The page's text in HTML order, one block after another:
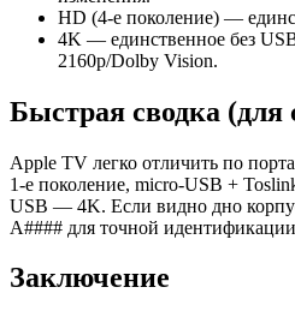
HD (4‑е поколение) —
4K — единственное без
2160p/Dolby Vision.
Быстрая сводка (для
Apple TV легко отличить по
1‑е поколение, micro‑USB +
USB — 4K. Если видно дно
A#### для точной
Заключение